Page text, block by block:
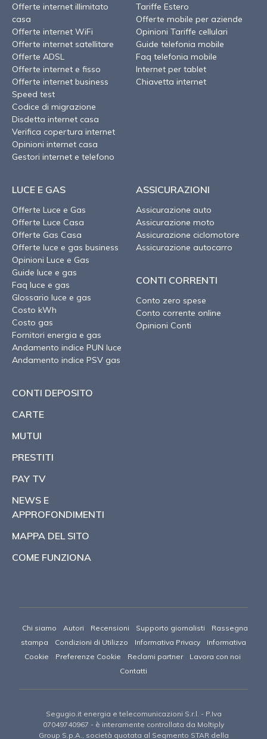
Offerte internet illimitato
casa
Offerte internet WiFi
Offerte internet satellitare
Offerte ADSL
Offerte internet e fisso
Offerte internet business
Speed test
Codice di migrazione
Disdetta internet casa
Verifica copertura internet
Opinioni internet casa
Gestori internet e telefono
Tariffe Estero
Offerte mobile per aziende
Opinioni Tariffe cellulari
Guide telefonia mobile
Faq telefonia mobile
Internet per tablet
Chiavetta internet
LUCE E GAS
Offerte Luce e Gas
Offerte Luce Casa
Offerte Gas Casa
Offerte luce e gas business
Opinioni Luce e Gas
Guide luce e gas
Faq luce e gas
Glossario luce e gas
Costo kWh
Costo gas
Fornitori energia e gas
Andamento indice PUN luce
Andamento indice PSV gas
ASSICURAZIONI
Assicurazione auto
Assicurazione moto
Assicurazione ciclomotore
Assicurazione autocarro
CONTI CORRENTI
Conto zero spese
Conto corrente online
Opinioni Conti
CONTI DEPOSITO
CARTE
MUTUI
PRESTITI
PAY TV
NEWS E
APPROFONDIMENTI
MAPPA DEL SITO
COME FUNZIONA
Chi siamo Autori Recensioni Supporto giornalisti
Rassegna
stampa
Condizioni di Utilizzo Informativa Privacy
Informativa
Cookie
Preferenze Cookie Reclami partner
Lavora con noi
Contatti
Segugio.it energia e telecomunicazioni S.r.l. - P.Iva
07049740967 - è interamente controllata da Moltiply
Group S.p.A., società quotata al Segmento STAR della